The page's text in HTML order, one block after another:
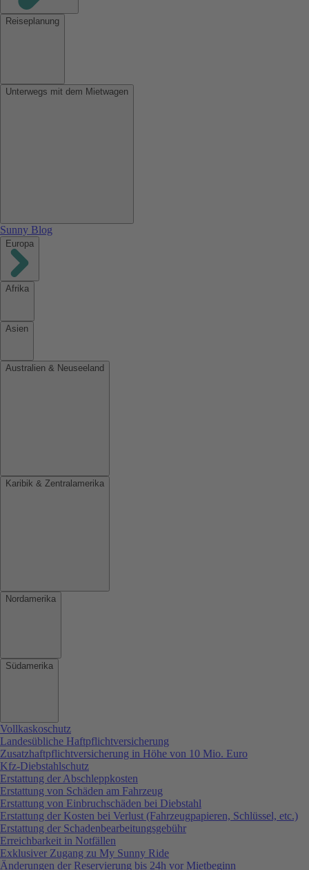
Reiseplanung
Unterwegs mit dem Mietwagen
Sunny Blog
Europa
Afrika
Asien
Australien & Neuseeland
Karibik & Zentralamerika
Nordamerika
Südamerika
Vollkaskoschutz
Landesübliche Haftpflichtversicherung
Zusatzhaftpflichtversicherung in Höhe von 10 Mio. Euro
Kfz-Diebstahlschutz
Erstattung der Abschleppkosten
Erstattung von Schäden am Fahrzeug
Erstattung von Einbruchschäden bei Diebstahl
Erstattung der Kosten bei Verlust (Fahrzeugpapieren, Schlüssel, etc.)
Erstattung der Schadenbearbeitungsgebühr
Erreichbarkeit in Notfällen
Exklusiver Zugang zu My Sunny Ride
Änderungen der Reservierung bis 24h vor Mietbeginn